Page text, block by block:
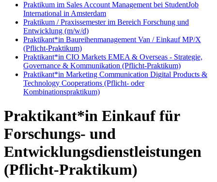
Praktikum im Sales Account Management bei StudentJob
International in Amsterdam
Praktikum / Praxissemester im Bereich Forschung und
Entwicklung (m/w/d)
Praktikant*in Baureihenmanagement Van / Einkauf MP/X
(Pflicht-Praktikum)
Praktikant*in CIO Markets EMEA & Overseas - Strategie,
Governance & Kommunikation (Pflicht-Praktikum)
Praktikant*in Marketing Communication Digital Products &
Technology Cooperations (Pflicht- oder
Kombinationspraktikum)
Praktikant*in Einkauf für
Forschungs- und
Entwicklungsdienstleistungen
(Pflicht-Praktikum)